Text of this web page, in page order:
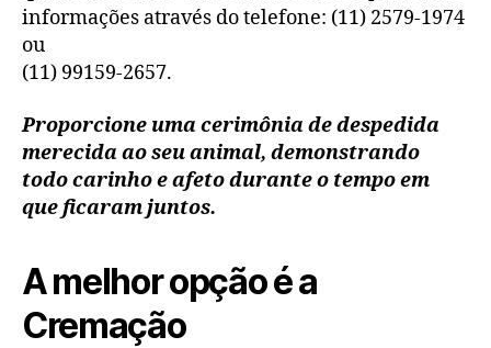
informações através do telefone: (11) 2579-1974
ou
(11) 99159-2657.
Proporcione uma cerimônia de despedida
merecida ao seu animal, demonstrando
todo carinho e afeto durante o tempo em
que ficaram juntos.
A melhor opção é a
Cremação